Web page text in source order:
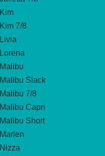
Kim
Kim 7/8
Livia
Lorena
Malibu
Malibu Slack
Malibu 7/8
Malibu Capri
Malibu Short
Marlen
Nizza